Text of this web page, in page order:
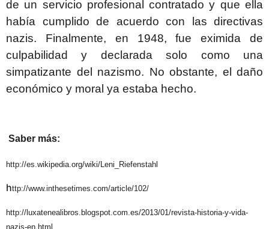
de un servicio profesional contratado y que ella
había cumplido de acuerdo con las directivas
nazis. Finalmente, en 1948, fue eximida de
culpabilidad y declarada solo como una
simpatizante del nazismo. No obstante, el daño
económico y moral ya estaba hecho.
Saber más:
http://es.wikipedia.org/wiki/Leni_Riefenstahl
http://www.inthesetimes.com/article/102/
http://luxatenealibros.blogspot.com.es/2013/01/revista-historia-y-vida-
nazis-en.html